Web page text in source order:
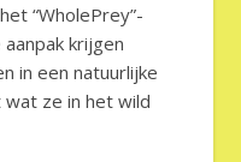
“WholePrey”-
krijgen
in een natuurlijke
ze in het wild